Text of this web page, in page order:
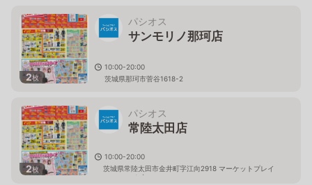
2枚
パシオス
サンモリノ那珂店
10:00-20:00
茨城県那珂市菅谷1618-2
2枚
パシオス
常陸太田店
10:00-20:00
茨城県常陸太田市金井町字江向2918 マーケットプレイ
ス フェスタ内